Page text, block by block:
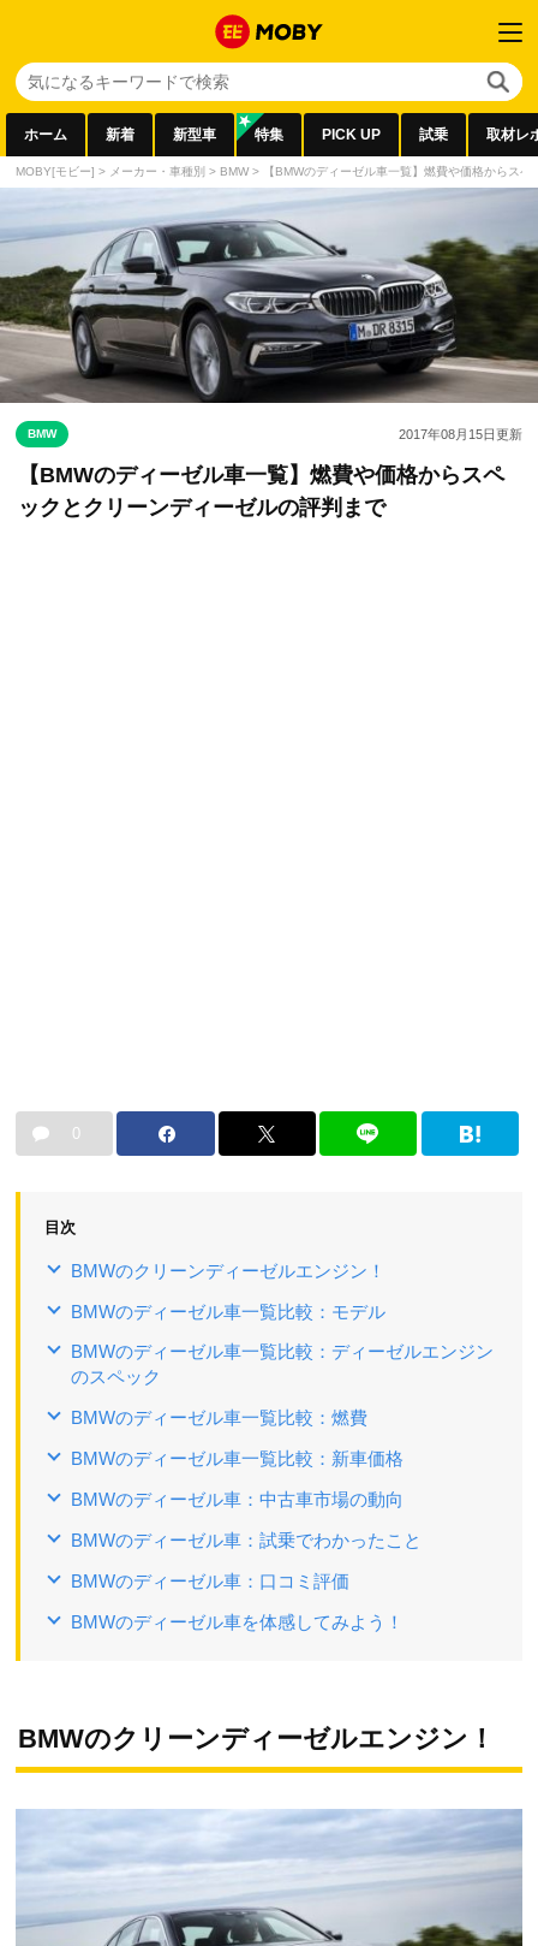
ホーム 新着 新型車 特集 PICK UP 試乗 取材レ
MOBY[モビー] > メーカー・車種別 > BMW> 【BMWのディーゼル車一覧】燃費や価格からス
BMW 2017年08月15日更新
【BMWのディーゼル車一覧】燃費や価格からスペ
ックとクリーンディーゼルの評判まで
0
目次
BMWのクリーンディーゼルエンジン！
BMWのディーゼル車一覧比較：モデル
BMWのディーゼル車一覧比較：ディーゼルエンジン
のスペック
BMWのディーゼル車一覧比較：燃費
BMWのディーゼル車一覧比較：新車価格
BMWのディーゼル車：中古車市場の動向
BMWのディーゼル車：試乗でわかったこと
BMWのディーゼル車：口コミ評価
BMWのディーゼル車を体感してみよう！
BMWのクリーンディーゼルエンジン！